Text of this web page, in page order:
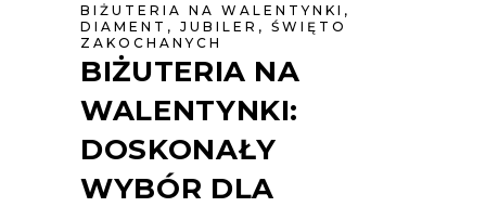
BIŻUTERIA NA WALENTYNKI ,
DIAMENT , JUBILER , ŚWIĘTO
ZAKOCHANYCH
BIŻUTERIA NA
WALENTYNKI:
DOSKONAŁY
WYBÓR DLA